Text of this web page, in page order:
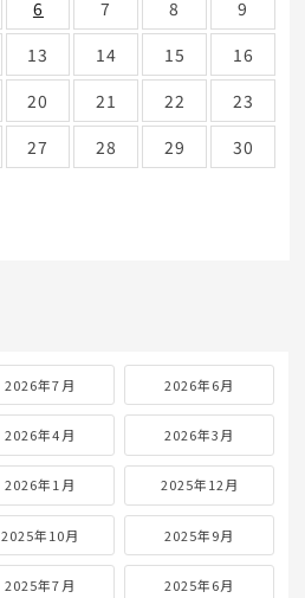
6 7 8
9
13 14 15
16
20 21 22
23
27 28 29
30
2026年7月 2026年6月
2026年4月 2026年3月
2026年1月 2025年12月
2025年10月 2025年9月
2025年7月 2025年6月